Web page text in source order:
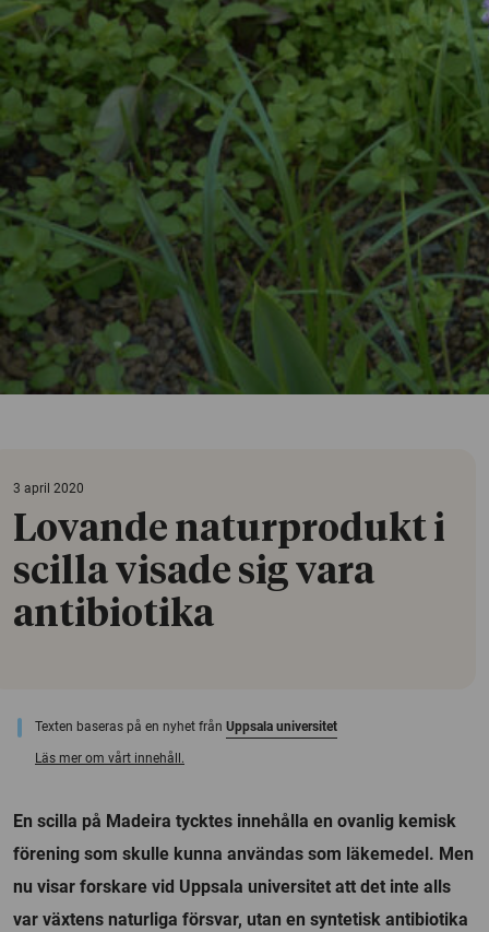
3 april 2020
Lovande naturprodukt i
scilla visade sig vara
antibiotika
Texten baseras på en nyhet från Uppsala universitet
Läs mer om vårt innehåll.
En scilla på Madeira tycktes innehålla en ovanlig kemisk
förening som skulle kunna användas som läkemedel. Men
nu visar forskare vid Uppsala universitet att det inte alls
var växtens naturliga försvar, utan en syntetisk antibiotika